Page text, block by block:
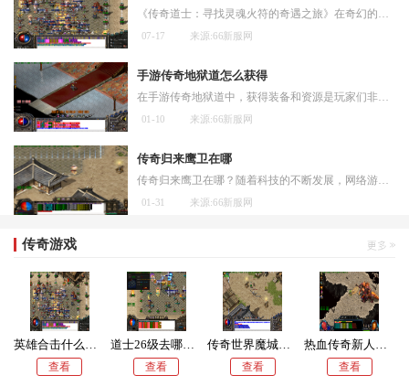
《传奇道士：寻找灵魂火符的奇遇之旅》在奇幻的大陆中，存在着一个神秘而充满魔法的世界。在这个世界中，有各种各样的职业和技能，可以让人们在冒险和战斗中展现自己的才能。
07-17 来源:66新服网
手游传奇地狱道怎么获得
在手游传奇地狱道中，获得装备和资源是玩家们非常关注的一个话题。下面将介绍几种获得装备和资源的方法。玩家可以通过完成主线任务来获取装备和资源。主线任务是推动游戏剧情
01-10 来源:66新服网
传奇归来鹰卫在哪
传奇归来鹰卫在哪？随着科技的不断发展，网络游戏早已成为许多年轻人生活中不可或缺的一部分。传奇归来鹰卫作为一款备受欢迎的网络游戏，吸引了数以百万计的玩家。鹰卫究竟在
01-31 来源:66新服网
传奇游戏
查看
道士26级去哪升级
查看
传奇世界魔城幻境任务怎么做的
查看 查看